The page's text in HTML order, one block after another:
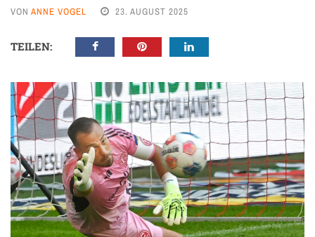
VON ANNE VOGEL 23. AUGUST 2025
TEILEN: